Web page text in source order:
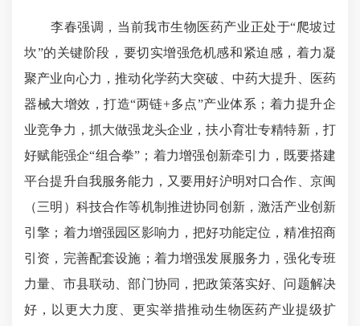
李春强调，当前我市生物医药产业正处于“爬坡过
坎”的关键阶段，要切实增强危机感和紧迫感，着力凝
聚产业向心力，推动化学药大突破、中药大提升、医药
器械大增效，打造“两链+多点”产业体系；着力提升企
业竞争力，抓大做强龙头企业，扶小育壮专精特新，打
好赋能强企“组合拳”；着力增强创新牵引力，既要搭建
平台提升自我服务能力，又要用好沪明对口合作、京闽
（三明）科技合作等机制推进协同创新，激活产业创新
引擎；着力增强园区影响力，把好功能定位，精准招商
引资，完善配套设施；着力增强发展服务力，强化专班
力量、市县联动、部门协同，把政策落实好、问题解决
好，以更大力度、更实举措推动生物医药产业提级扩